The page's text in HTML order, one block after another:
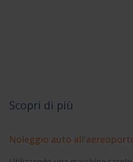
Scopri di più
Noleggio auto